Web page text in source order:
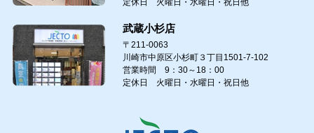
武蔵小杉店
〒211-0063
川崎市中原区小杉町３丁目1501-7-102
営業時間 9：30～18：00
定休日 火曜日・水曜日・祝日他